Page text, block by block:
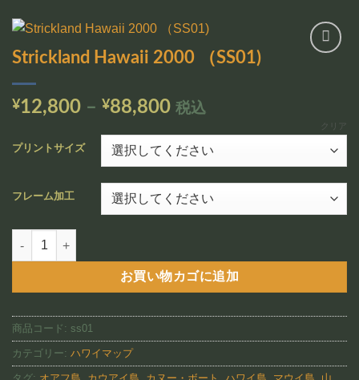
Strickland Hawaii 2000 （SS01)
¥12,800 – ¥88,800価
帯:
¥12,800
–
¥88,800
税込
プリントサイズ
フレーム加工
クリア
Strickland Hawaii 2000 （SS01)個
お買い物カゴに追加
商品コード: ss01
カテゴリー: ハワイマップ